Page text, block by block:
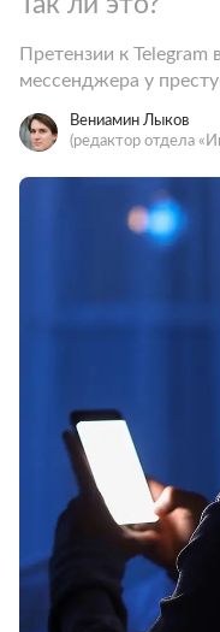
Претензии к Telegram
мессенджера у
Вениамин Лыков
(редактор отдела